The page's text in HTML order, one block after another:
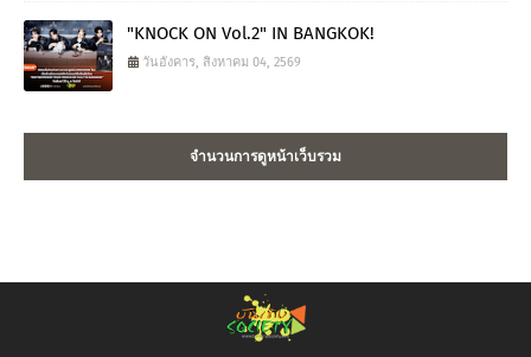
"KNOCK ON Vol.2" IN BANGKOK!
วันอังคาร, สิงหาคม 04, 2569
จำนวนการดูหน้าเว็บรวม